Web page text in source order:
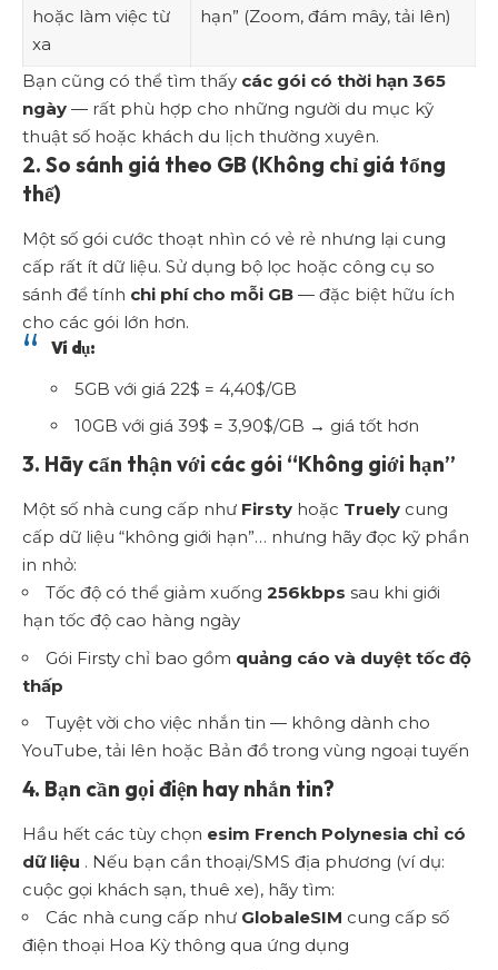
hoặc làm việc từ
xa
hạn” (Zoom, đám mây, tải lên)
Bạn cũng có thể tìm thấy các gói có thời hạn 365
ngày — rất phù hợp cho những người du mục kỹ
thuật số hoặc khách du lịch thường xuyên.
2. So sánh giá theo GB (Không chỉ giá tổng
thể)
Một số gói cước thoạt nhìn có vẻ rẻ nhưng lại cung
cấp rất ít dữ liệu. Sử dụng bộ lọc hoặc công cụ so
sánh để tính chi phí cho mỗi GB — đặc biệt hữu ích
cho các gói lớn hơn.
Ví dụ:
5GB với giá 22$ = 4,40$/GB
10GB với giá 39$ = 3,90$/GB → giá tốt hơn
3. Hãy cẩn thận với các gói “Không giới hạn”
Một số nhà cung cấp như Firsty hoặc Truely cung
cấp dữ liệu “không giới hạn”… nhưng hãy đọc kỹ phần
in nhỏ:
Tốc độ có thể giảm xuống 256kbps sau khi giới
hạn tốc độ cao hàng ngày
Gói Firsty chỉ bao gồm quảng cáo và duyệt tốc độ
thấp
Tuyệt vời cho việc nhắn tin — không dành cho
YouTube, tải lên hoặc Bản đồ trong vùng ngoại tuyến
4. Bạn cần gọi điện hay nhắn tin?
Hầu hết các tùy chọn esim French Polynesia chỉ có
dữ liệu . Nếu bạn cần thoại/SMS địa phương (ví dụ:
cuộc gọi khách sạn, thuê xe), hãy tìm:
Các nhà cung cấp như GlobaleSIM cung cấp số
điện thoại Hoa Kỳ thông qua ứng dụng